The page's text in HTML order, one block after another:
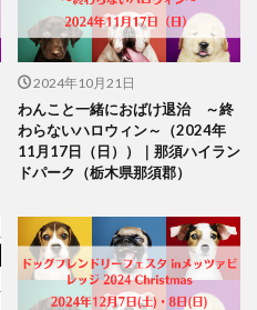
2024年10月21日
わんこと一緒におばけ退治 ～終
わらないハロウィン～（2024年
11月17日（日））｜那須ハイラン
ドパーク（栃木県那須郡）